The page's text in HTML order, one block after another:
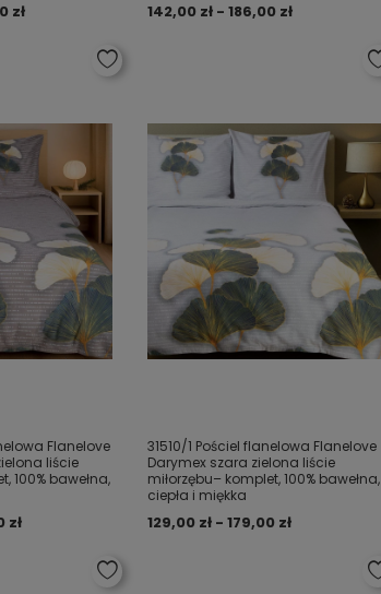
zł 142,00 zł - 186,00 zł
Flanelove
liście
100% bawełna,
zł
31510/1 Pościel flanelowa Flanelove
Darymex szara zielona liście
miłorzębu– komplet, 100% bawełna,
ciepła i miękka
129,00 zł - 179,00 zł